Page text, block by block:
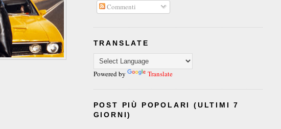
Commenti
TRANSLATE
Powered by Translate
POST PIÙ POPOLARI (ULTIMI 7
GIORNI)